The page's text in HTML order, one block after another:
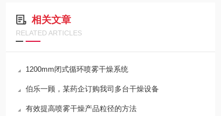
相关文章
RELATED ARTICLES
1200mm闭式循环喷雾干燥系统
伯乐一顾，某药企订购我司多台干燥设备
有效提高喷雾干燥产品粒径的方法